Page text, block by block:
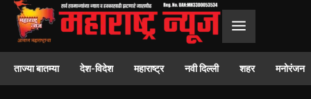
ताज्या बातम्या देश-विदेश महाराष्ट्र नवी दिल्ली शहर मनोरंजन